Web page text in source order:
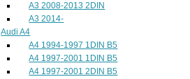
A3 2008-2013 2DIN
A3 2014-
Audi A4
A4 1994-1997 1DIN B5
A4 1997-2001 1DIN B5
A4 1997-2001 2DIN B5